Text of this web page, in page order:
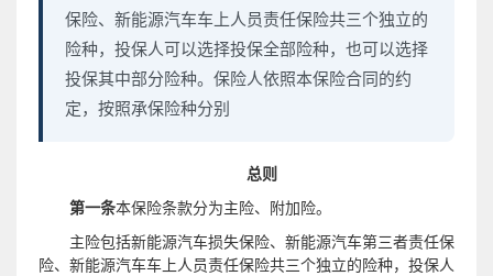
保险、新能源汽车车上人员责任保险共三个独立的
险种，投保人可以选择投保全部险种，也可以选择
投保其中部分险种。保险人依照本保险合同的约
定，按照承保险种分别
总则
第一条本保险条款分为主险、附加险。
主险包括新能源汽车损失保险、新能源汽车第三者责任保
险、新能源汽车车上人员责任保险共三个独立的险种，投保人